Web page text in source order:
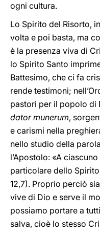
ogni cultura.
Lo Spirito del Risorto,
volta e poi basta, ma
è la presenza viva di
lo Spirito Santo
Battesimo, che ci fa
rende testimoni;
pastori per il popolo di
dator munerum,
e carismi nella
nello studio della
l’Apostolo: «A
particolare dello
12,7). Proprio perciò
vive di Dio e serve il
possiamo portare a
salva, cioè lo stesso